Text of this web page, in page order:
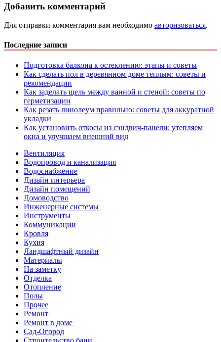
Добавить комментарий
Для отправки комментария вам необходимо авторизоваться.
Последние записи
Подготовка балкона к остеклению: этапы и советы
Как сделать пол в деревянном доме теплым: советы и
рекомендации
Как заделать щель между ванной и стеной: советы по
герметизации
Как резать линолеум правильно: советы для аккуратной
укладки
Как установить откосы из сэндвич-панели: утепляем
окна и улучшаем внешний вид
Вентиляция
Водопровод и канализация
Водоснабжение
Дизайн интерьера
Дизайн помещений
Домоводство
Инженерные системы
Инструменты
Коммуникации
Кровля
Кухня
Ландшафтный дизайн
Материалы
На заметку
Отделка
Отопление
Полы
Прочее
Ремонт
Ремонт в доме
Сад-Огород
Строительство бани